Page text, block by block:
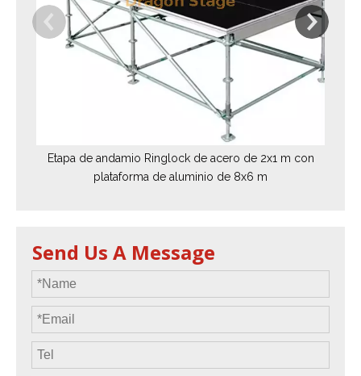
Etapa de andamio Ringlock de acero de 2x1 m con
plataforma de aluminio de 8x6 m
Send Us A Message